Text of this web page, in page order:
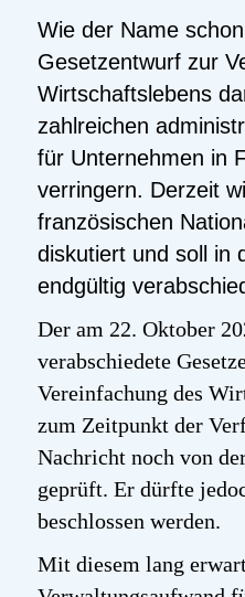
Wie der Name
Gesetzentwurf zur
Wirtschaftslebens
zahlreichen
für Unternehmen in
verringern. Derzeit
französischen
diskutiert und soll in
endgültig
Der am 22. Oktober
verabschiedete
Vereinfachung des
zum Zeitpunkt der
Nachricht noch von
geprüft. Er dürfte
beschlossen werden.
Mit diesem lang